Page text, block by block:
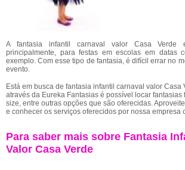
A fantasia infantil carnaval valor Casa Verde
principalmente, para festas em escolas em datas
exemplo. Com esse tipo de fantasia, é difícil errar no
evento.
Está em busca de fantasia infantil carnaval valor Casa
através da Eureka Fantasias é possível locar fantasias
size, entre outras opções que são oferecidas.
e conhecer os serviços oferecidos por nossa empresa
Para saber mais sobre Fantasia
Valor Casa Verde